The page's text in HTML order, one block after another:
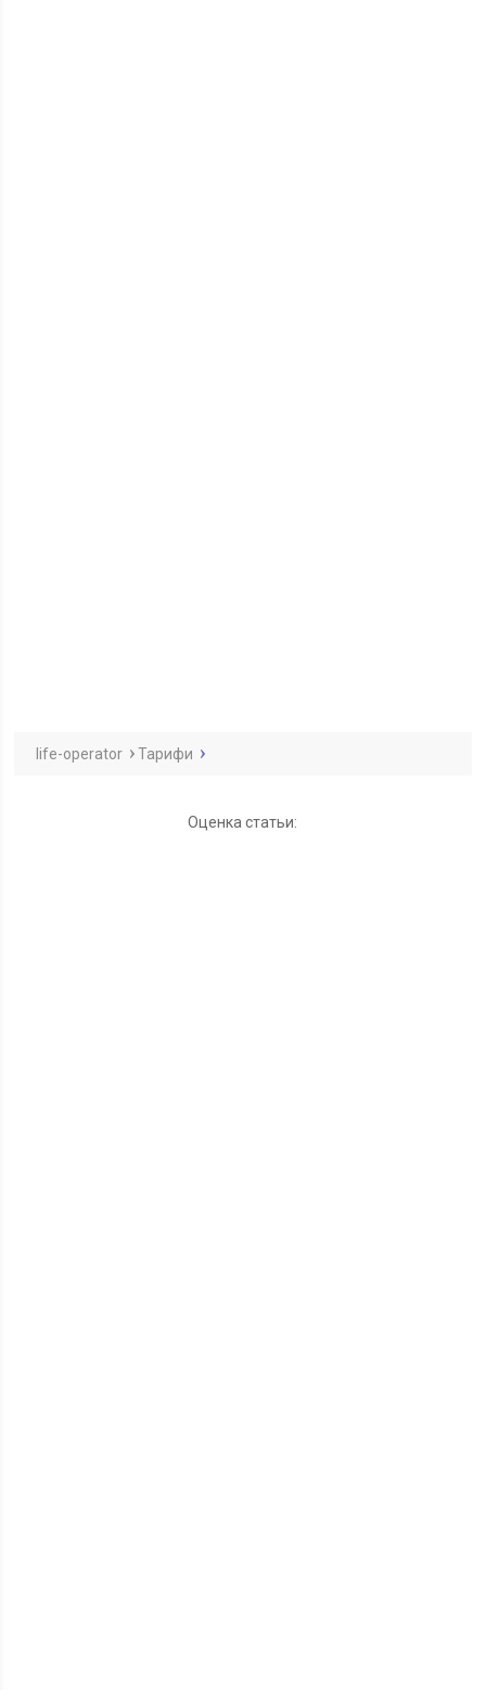
life-operator Тарифи
Оценка статьи: